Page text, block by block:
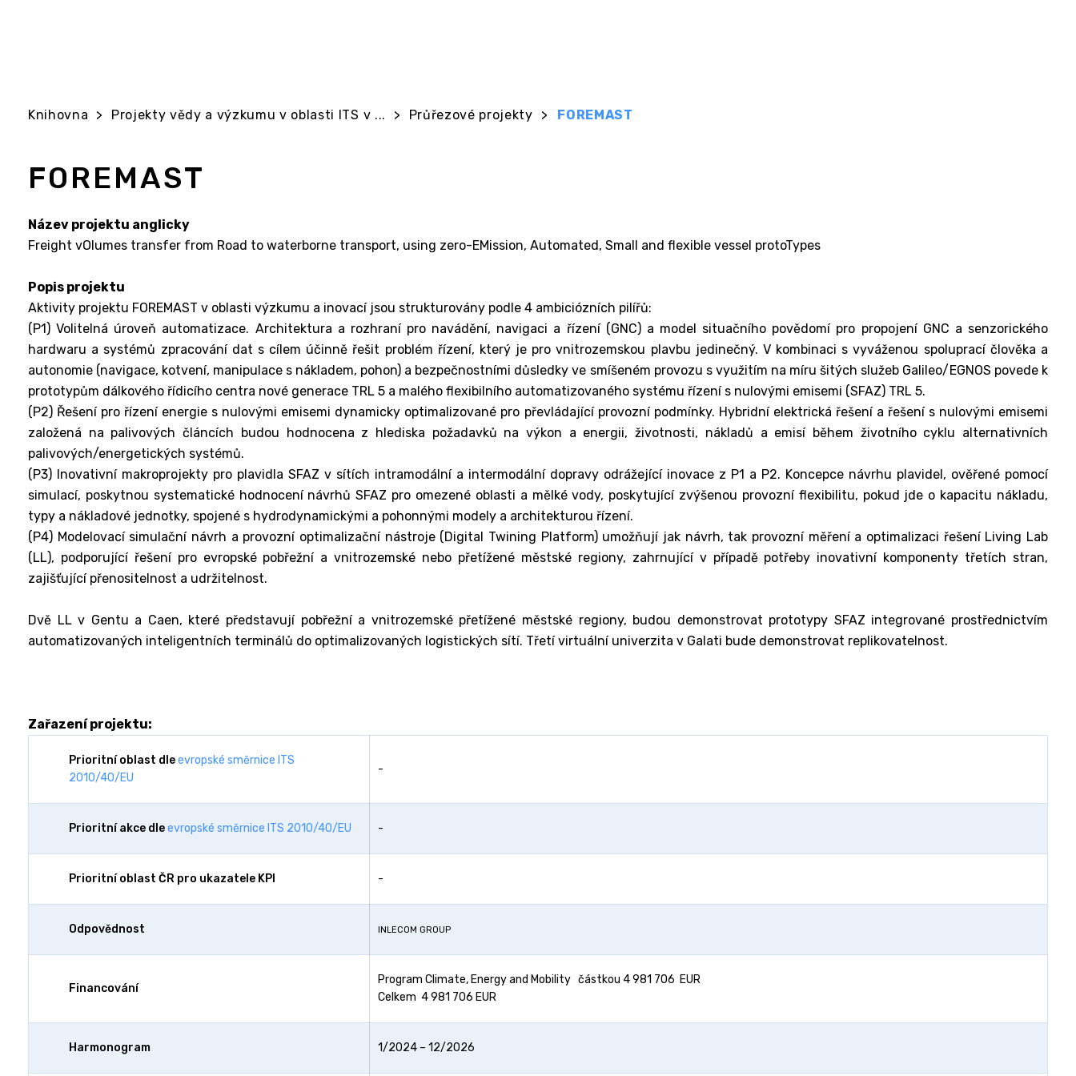
Knihovna > Projekty vědy a výzkumu v oblasti ITS v ... > Průřezové projekty > FOREMAST
FOREMAST
Název projektu anglicky
Freight vOlumes transfer from Road to waterborne transport, using zero-EMission, Automated, Small and flexible vessel protoTypes
Popis projektu
Aktivity projektu FOREMAST v oblasti výzkumu a inovací jsou strukturovány podle 4 ambiciózních pilířů:
(P1) Volitelná úroveň automatizace. Architektura a rozhraní pro navádění, navigaci a řízení (GNC) a model situačního povědomí pro propojení GNC a senzorického
hardwaru a systémů zpracování dat s cílem účinně řešit problém řízení, který je pro vnitrozemskou plavbu jedinečný. V kombinaci s vyváženou spoluprací člověka a
autonomie (navigace, kotvení, manipulace s nákladem, pohon) a bezpečnostními důsledky ve smíšeném provozu s využitím na míru šitých služeb Galileo/EGNOS povede k
prototypům dálkového řídicího centra nové generace TRL 5 a malého flexibilního automatizovaného systému řízení s nulovými emisemi (SFAZ) TRL 5.
(P2) Řešení pro řízení energie s nulovými emisemi dynamicky optimalizované pro převládající provozní podmínky. Hybridní elektrická řešení a řešení s nulovými emisemi
založená na palivových článcích budou hodnocena z hlediska požadavků na výkon a energii, životnosti, nákladů a emisí během životního cyklu alternativních
palivových/energetických systémů.
(P3) Inovativní makroprojekty pro plavidla SFAZ v sítích intramodální a intermodální dopravy odrážející inovace z P1 a P2. Koncepce návrhu plavidel, ověřené pomocí
simulací, poskytnou systematické hodnocení návrhů SFAZ pro omezené oblasti a mělké vody, poskytující zvýšenou provozní flexibilitu, pokud jde o kapacitu nákladu,
typy a nákladové jednotky, spojené s hydrodynamickými a pohonnými modely a architekturou řízení.
(P4) Modelovací simulační návrh a provozní optimalizační nástroje (Digital Twining Platform) umožňují jak návrh, tak provozní měření a optimalizaci řešení Living Lab
(LL), podporující řešení pro evropské pobřežní a vnitrozemské nebo přetížené městské regiony, zahrnující v případě potřeby inovativní komponenty třetích stran,
zajišťující přenositelnost a udržitelnost.
Dvě LL v Gentu a Caen, které představují pobřežní a vnitrozemské přetížené městské regiony, budou demonstrovat prototypy SFAZ integrované prostřednictvím
automatizovaných inteligentních terminálů do optimalizovaných logistických sítí. Třetí virtuální univerzita v Galati bude demonstrovat replikovatelnost.
Zařazení projektu:
Prioritní oblast dleevropské směrnice ITS
2010/40/EU
-
Prioritní akce dleevropské směrnice ITS 2010/40/EU -
Prioritní oblast ČR pro ukazatele KPI -
Odpovědnost INLECOM GROUP
Financování
Program Climate, Energy and Mobility částkou 4 981 706 EUR
Celkem 4 981 706 EUR
Harmonogram 1/2024 – 12/2026